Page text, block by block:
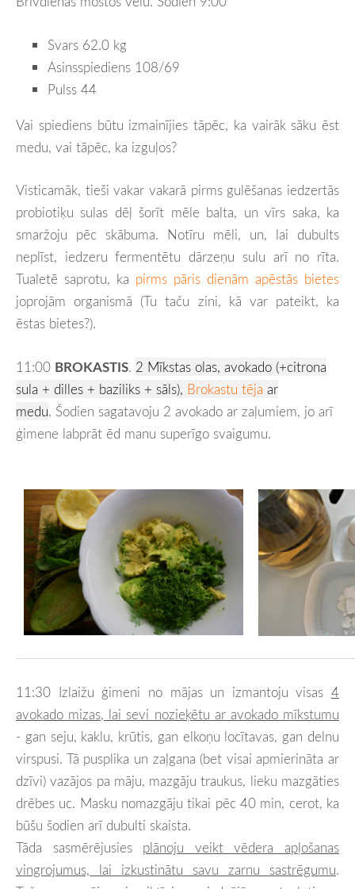
Svars 62.0 kg
Asinsspiediens 108/69
Pulss 44
Vai spiediens būtu izmainījies tāpēc, ka vairāk sāku ēst
medu, vai tāpēc, ka izguļos?
Visticamāk, tieši vakar vakarā pirms gulēšanas iedzertās
probiotiķu sulas dēļ šorīt mēle balta, un vīrs saka, ka
smaržoju pēc skābuma. Notīru mēli, un, lai dubults
neplīst, iedzeru fermentētu dārzeņu sulu arī no rīta.
Tualetē saprotu, ka pirms pāris dienām apēstās bietes
joprojām organismā (Tu taču zini, kā var pateikt, ka
ēstas bietes?).
11:00 BROKASTIS. 2 Mīkstas olas, avokado (+citrona
sula + dilles + baziliks + sāls), Brokastu tēja ar
medu. Šodien sagatavoju 2 avokado ar zaļumiem, jo arī
ģimene labprāt ēd manu superīgo svaigumu.
11:30 Izlaižu ģimeni no mājas un izmantoju visas 4
avokado mizas, lai sevi nozieķētu ar avokado mīkstumu
- gan seju, kaklu, krūtis, gan elkoņu locītavas, gan delnu
virspusi. Tā pusplika un zaļgana (bet visai apmierināta ar
dzīvi) vazājos pa māju, mazgāju traukus, lieku mazgāties
drēbes uc. Masku nomazgāju tikai pēc 40 min, cerot, ka
būšu šodien arī dubulti skaista.
Tāda sasmērējusies plānoju veikt vēdera apļošanas
vingrojumus, lai izkustinātu savu zarnu sastrēgumu.